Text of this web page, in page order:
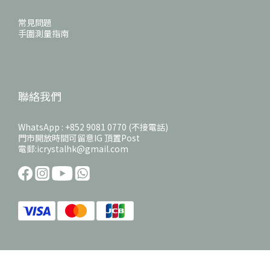
常見問題
手圍測量指南
聯絡我們
WhatsApp : +852 9081 0770 (不接電話)
門市開放時間可留意IG 頂置Post
電郵:icrystalhk@gmail.com